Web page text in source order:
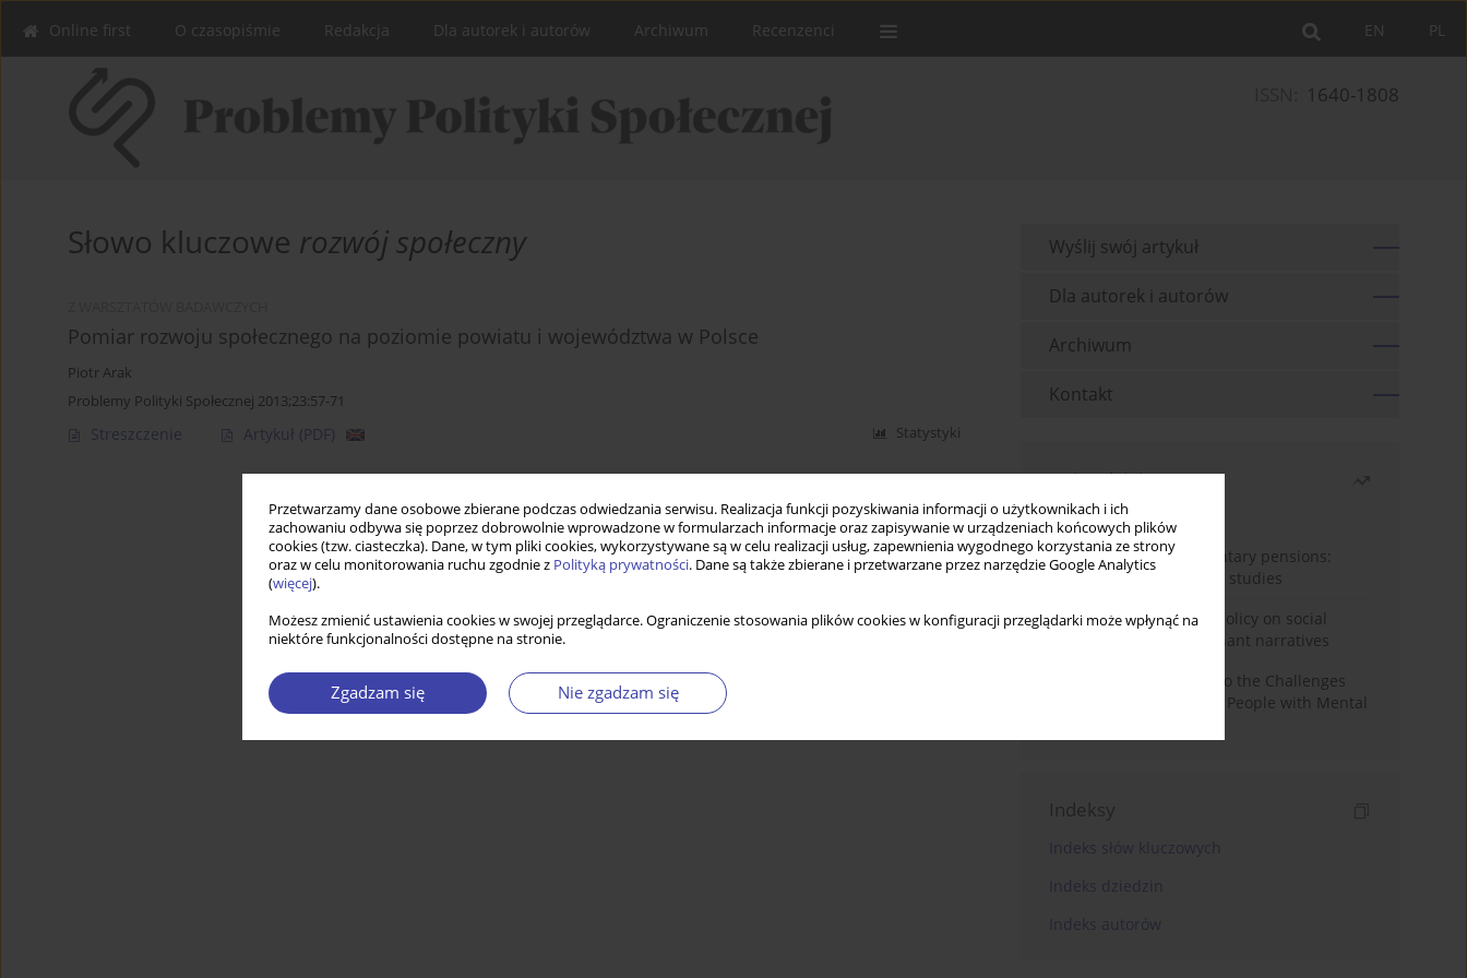
Przetwarzamy dane osobowe zbierane podczas odwiedzania serwisu. Realizacja funkcji pozyskiwania informacji o użytkownikach i ich
zachowaniu odbywa się poprzez dobrowolnie wprowadzone w formularzach informacje oraz zapisywanie w urządzeniach końcowych plików
cookies (tzw. ciasteczka). Dane, w tym pliki cookies, wykorzystywane są w celu realizacji usług, zapewnienia wygodnego korzystania ze strony
oraz w celu monitorowania ruchu zgodnie z Polityką prywatności. Dane są także zbierane i przetwarzane przez narzędzie Google Analytics
(więcej).
Możesz zmienić ustawienia cookies w swojej przeglądarce. Ograniczenie stosowania plików cookies w konfiguracji przeglądarki może wpłynąć na
niektóre funkcjonalności dostępne na stronie.
Zgadzam się Nie zgadzam się
PL
EN
Online first O czasopiśmie Redakcja Dla autorek i autorów Archiwum Recenzenci
1640-1808
Słowo kluczowe rozwój społeczny
Pomiar rozwoju społecznego na poziomie powiatu i województwa w Polsce
Piotr Arak
Problemy Polityki Społecznej 2013;23:57-71
Streszczenie Artykuł (PDF) Statystyki
Wyślij swój artykuł
Dla autorek i autorów
Archiwum
Kontakt
Najczęściej czytane
Miesiąc
Rok
Auto-enrolment in voluntary pensions:
Comparative OECD case studies
Delegitimizing climate policy on social
media platforms: Dominant narratives
Bibliometric Insights into the Challenges
and Needs of Homeless People with Mental
Indeksy
Indeks słów kluczowych
Indeks dziedzin
Indeks autorów